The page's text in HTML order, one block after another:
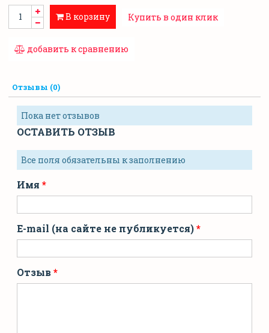
В корзину Купить в один клик
добавить к сравнению
Отзывы (0)
Пока нет отзывов
ОСТАВИТЬ ОТЗЫВ
Все поля обязательны к заполнению
Имя
E-mail (на сайте не публикуется)
Отзыв